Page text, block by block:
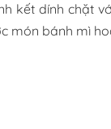
kết dính chặt
bánh mì